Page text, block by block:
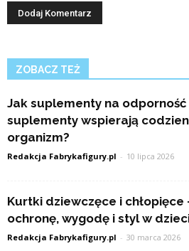
ZOBACZ TEŻ
Jak suplementy na
suplementy wspierają
organizm?
Redakcja Fabrykafigury.pl - 10 lipca 2026
Kurtki dziewczęce i chłopięce
ochronę, wygodę i styl w
Redakcja Fabrykafigury.pl - 30 marca 2026